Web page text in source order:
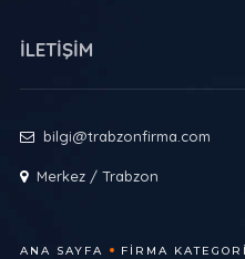
İLETİŞİM
bilgi@trabzonfirma.com
Merkez / Trabzon
ANA SAYFA FIRMA